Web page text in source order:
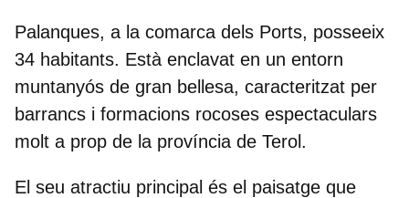
Palanques, a la comarca dels Ports, posseeix
34 habitants. Està enclavat en un entorn
muntanyós de gran bellesa, caracteritzat per
barrancs i formacions rocoses espectaculars
molt a prop de la província de Terol.
El seu atractiu principal és el paisatge que